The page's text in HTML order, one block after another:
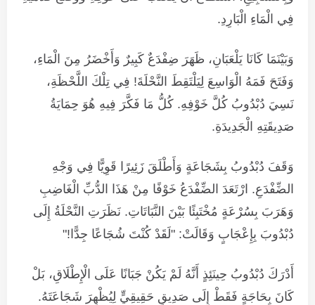
فِي الْمَاءِ الْبَارِدِ.
وَبَيْنَمَا كَانَا يَلْعَبَانِ، ظَهَرَ ضِفْدَعٌ كَبِيرٌ وَأَخْضَرُ مِنَ الْمَاءِ،
وَفَتَحَ فَمَهُ الْوَاسِعَ لِيَلْتَقِطَ النَّحْلَةَ! فِي تِلْكَ اللَّحْظَةِ،
نَسِيَ دُبْدُوبُ كُلَّ خَوْفِهِ. كُلُّ مَا فَكَّرَ فِيهِ هُوَ حِمَايَةُ
صَدِيقَتِهِ الْجَدِيدَةِ.
وَقَفَ دُبْدُوبُ بِشَجَاعَةٍ وَأَطْلَقَ زَئِيرًا قَوِيًّا فِي وَجْهِ
الضِّفْدَعِ. ارْتَعَدَ الضِّفْدَعُ خَوْفًا مِنْ هَذَا الدُّبِّ الْغَاضِبِ
وَهَرَبَ بِسُرْعَةٍ مُخْتَبِئًا بَيْنَ النَّبَاتَاتِ. نَظَرَتِ النَّحْلَةُ إِلَى
دُبْدُوبَ بِإِعْجَابٍ وَقَالَتْ: "لَقَدْ كُنْتَ شُجَاعًا جِدًّا!"
أَدْرَكَ دُبْدُوبُ حِينَئِذٍ أَنَّهُ لَمْ يَكُنْ جَبَانًا عَلَى الْإِطْلَاقِ، بَلْ
كَانَ بِحَاجَةٍ فَقَطْ إِلَى صَدِيقٍ حَقِيقِيٍّ لِيُظْهِرَ شَجَاعَتَهُ.